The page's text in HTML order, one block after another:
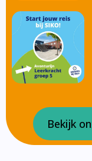
Bekijk